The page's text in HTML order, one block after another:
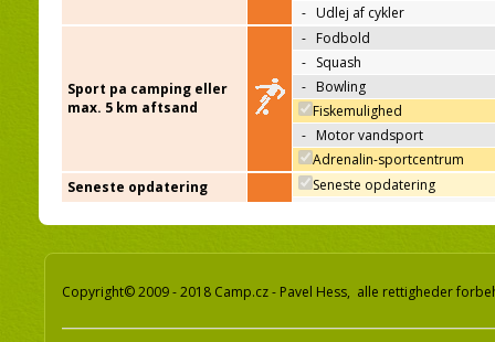
- Udlej af cykler
Sport pa camping eller
max. 5 km aftsand
- Fodbold
- Squash
- Bowling
Fiskemulighed
- Motor vandsport
Adrenalin-sportcentrum
Seneste opdatering
Seneste opdatering
Copyright© 2009 - 2018 Camp.cz - Pavel Hess, alle rettigheder